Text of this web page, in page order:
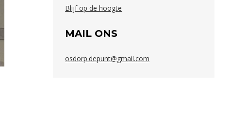
Blijf op de hoogte
MAIL ONS
osdorp.depunt@gmail.com